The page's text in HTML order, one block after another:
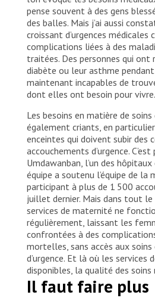
pense souvent à des gens
des balles. Mais j’ai aussi
croissant d’urgences médicales
complications liées à des
traitées. Des personnes qui ont
diabète ou leur asthme
maintenant incapables de
dont elles ont besoin pour vivre.
Les besoins en matière de
également criants, en
enceintes qui doivent subir des
accouchements d’urgence.
Umdawanban, l’un des
équipe a soutenu l’équipe de la
participant à plus de 1 500
juillet dernier. Mais dans tout le
services de maternité ne
régulièrement, laissant les
confrontées à des
mortelles, sans accès aux
d’urgence. Et là où les services
disponibles, la qualité des
Il faut faire plus